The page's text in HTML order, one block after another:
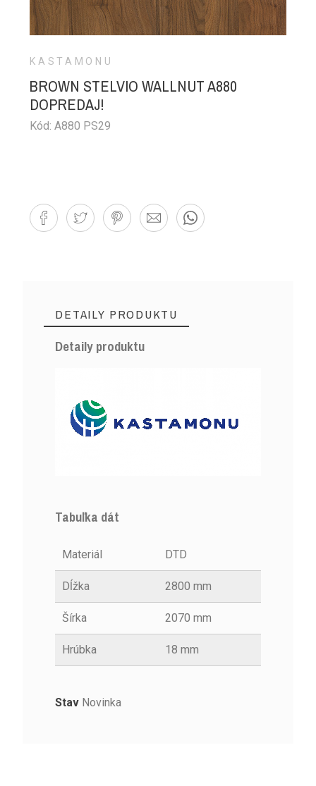
KASTAMONU
BROWN STELVIO WALLNUT A880
DOPREDAJ!
Kód: A880 PS29
DETAILY PRODUKTU
Detaily produktu
Tabuľka dát
Materiál DTD
Dĺžka 2800 mm
Šírka 2070 mm
Hrúbka 18 mm
Stav Novinka